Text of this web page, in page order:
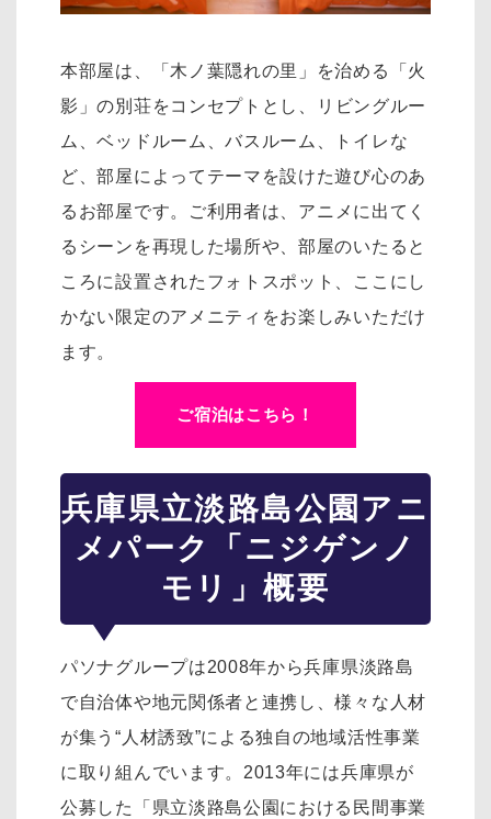
本部屋は、「木ノ葉隠れの里」を治める「火
影」の別荘をコンセプトとし、リ ビングルー
ム、ベッドルーム、バスルーム、トイレな
ど、部屋によってテーマを設けた遊び心のあ
るお部屋です。
ご利用者は、アニメに出てく
るシーンを再現した場所や、部屋のいたると
ころに設置されたフォトスポット、
ここにし
かない限定のアメニティをお楽しみいただけ
ます。
ご宿泊はこちら！
兵庫県立淡路島公園アニ
メパーク「ニジゲンノ
モリ」概要
パソナグループは2008年から兵庫県淡路島
で自治体や地元関係者と連携し、様々な人材
が集う“人材誘致”による独自の地域活性事業
に取り組んでいます。2013年には兵庫県が
公募した「県立淡路島公園における民間事業